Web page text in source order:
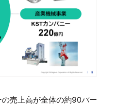
売上高が全体の約90パー